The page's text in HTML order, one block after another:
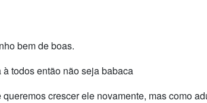
bem de boas.
todos então não seja babaca
crescer ele novamente, mas como